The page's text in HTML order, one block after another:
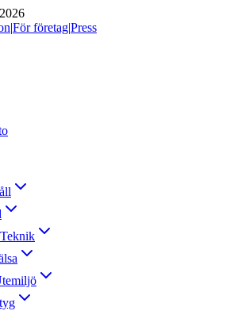
|För företag|Press